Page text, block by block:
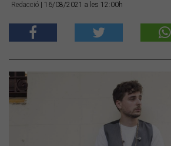
Redacció | 16/08/2021 a les 12:00h